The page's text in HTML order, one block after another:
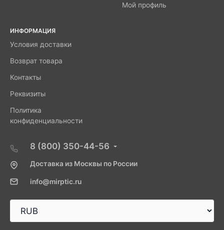
Мой профиль
ИНФОРМАЦИЯ
Условия доставки
Возврат товара
Контакты
Реквизиты
Политика
конфиденциальности
8 (800) 350-44-56
Доставка из Москвы по России
info@mirptic.ru